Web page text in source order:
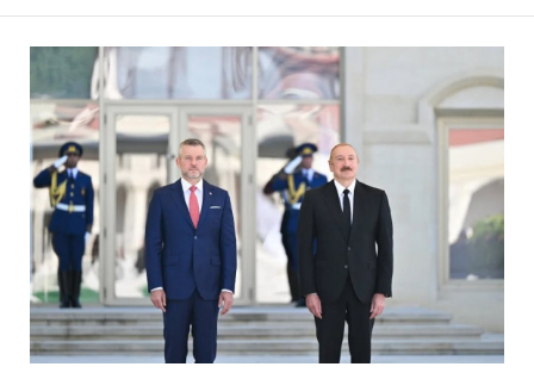
НАЗАД
держателей карт Mastercard World «Travel»
23 ДНЕЙ
НАЗАД
Москва–Баку: есть разногласия, но связи
сохраняются. А мы что делаем?
24 ДНЕЙ
НАЗАД
День благодарности клиентам в Ванадзоре: IDBank
26 ДНЕЙ
НАЗАД
Пашинян замотивирован уничтожить Армению․
Аршак Карапетян
26 ДНЕЙ
НАЗАД
«Мой лес Армения» — бенефициар инициативы
«Сила одного драма» в июле